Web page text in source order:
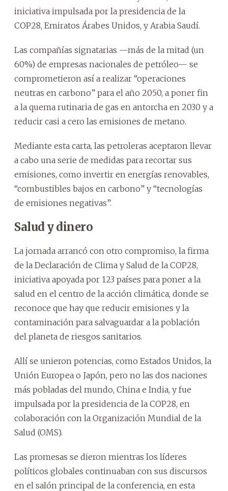
iniciativa impulsada por la presidencia de la
COP28, Emiratos Árabes Unidos, y Arabia Saudí.
Las compañías signatarias —más de la mitad (un
60%) de empresas nacionales de petróleo— se
comprometieron así a realizar “operaciones
neutras en carbono” para el año 2050, a poner fin
a la quema rutinaria de gas en antorcha en 2030 y a
reducir casi a cero las emisiones de metano.
Mediante esta carta, las petroleras aceptaron llevar
a cabo una serie de medidas para recortar sus
emisiones, como invertir en energías renovables,
“combustibles bajos en carbono” y “tecnologías
de emisiones negativas”.
Salud y dinero
La jornada arrancó con otro compromiso, la firma
de la Declaración de Clima y Salud de la COP28,
iniciativa apoyada por 123 países para poner a la
salud en el centro de la acción climática, donde se
reconoce que hay que reducir emisiones y la
contaminación para salvaguardar a la población
del planeta de riesgos sanitarios.
Allí se unieron potencias, como Estados Unidos, la
Unión Europea o Japón, pero no las dos naciones
más pobladas del mundo, China e India, y fue
impulsada por la presidencia de la COP28, en
colaboración con la Organización Mundial de la
Salud (OMS).
Las promesas se dieron mientras los líderes
políticos globales continuaban con sus discursos
en el salón principal de la conferencia, en esta